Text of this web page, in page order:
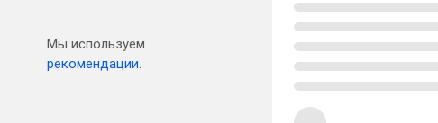
Мы используем
рекомендации.